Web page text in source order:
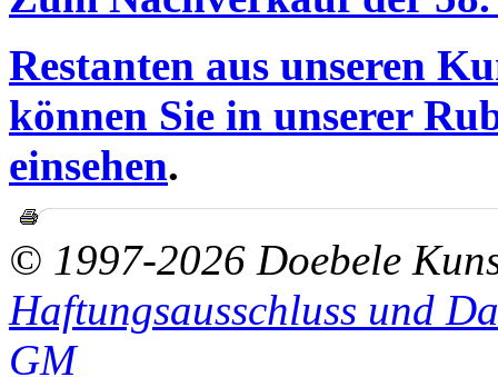
Restanten aus unseren
können Sie in unserer
einsehen.
© 1997-2026 Doebele
Haftungsausschluss und
GM